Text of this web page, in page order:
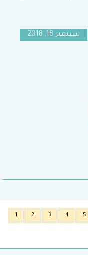
سبتمبر 18, 2018
1 2 3 4 5